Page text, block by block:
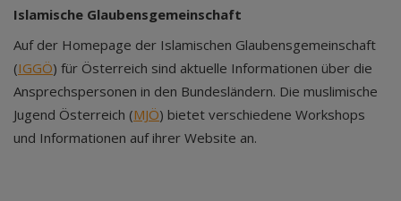
Islamische Glaubensgemeinschaft
Auf der Homepage der Islamischen Glaubensgemeinschaft
(IGGÖ) für Österreich sind aktuelle Informationen über die
Ansprechspersonen in den Bundesländern. Die muslimische
Jugend Österreich (MJÖ) bietet verschiedene Workshops
und Informationen auf ihrer Website an.